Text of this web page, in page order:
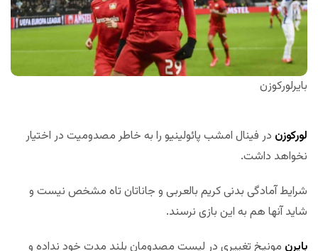
بایرلورکوزن
لورکوزن در فینال امشب پائولینیو را به خاطر مصدومیت در اختیار
نخواهد داشت.
شرایط آمادگی بدنی کریم بالعربی و جاناتان تاه مشخص نیست و
شاید آنها هم به این بازی نرسند.
بایرن مونیخ تغییری در لیست مصدومان بلند مدت خود نداده و